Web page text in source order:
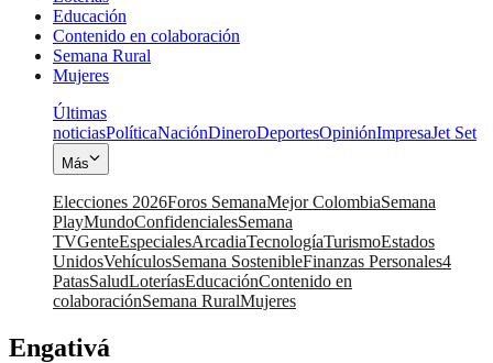
Educación
Contenido en colaboración
Semana Rural
Mujeres
Últimas
noticiasPolíticaNaciónDineroDeportesOpiniónImpresaJet Set
Más
Elecciones 2026Foros SemanaMejor ColombiaSemana
PlayMundoConfidencialesSemana
TVGenteEspecialesArcadiaTecnologíaTurismoEstados
UnidosVehículosSemana SostenibleFinanzas Personales4
PatasSaludLoteríasEducaciónContenido en
colaboraciónSemana RuralMujeres
Engativá